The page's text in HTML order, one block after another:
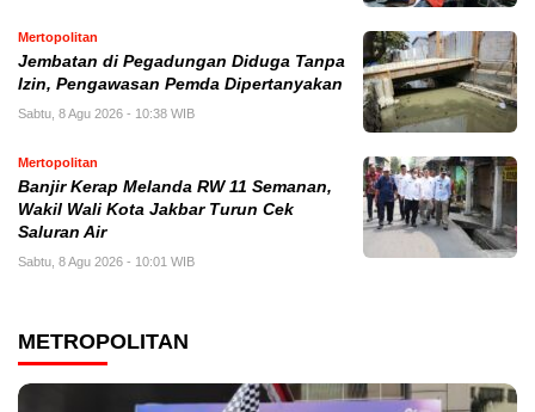
Mertopolitan
Jembatan di Pegadungan Diduga Tanpa
Izin, Pengawasan Pemda Dipertanyakan
Sabtu, 8 Agu 2026 - 10:38 WIB
Mertopolitan
Banjir Kerap Melanda RW 11 Semanan,
Wakil Wali Kota Jakbar Turun Cek
Saluran Air
Sabtu, 8 Agu 2026 - 10:01 WIB
METROPOLITAN